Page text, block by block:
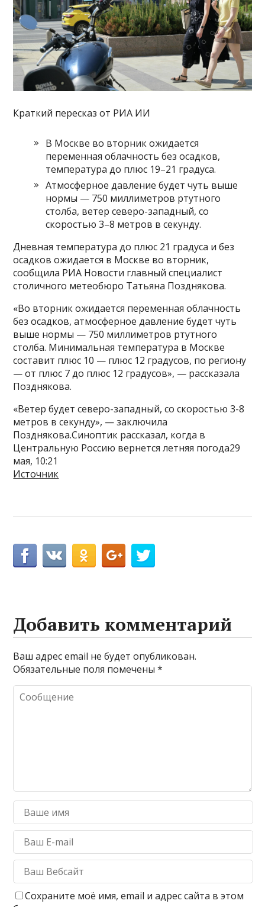
Краткий пересказ от РИА ИИ
В Москве во вторник ожидается
переменная облачность без осадков,
температура до плюс 19–21 градуса.
Атмосферное давление будет чуть выше
нормы — 750 миллиметров ртутного
столба, ветер северо-западный, со
скоростью 3–8 метров в секунду.
Дневная температура до плюс 21 градуса и без
осадков ожидается в Москве во вторник,
сообщила РИА Новости главный специалист
столичного метеобюро Татьяна Позднякова.
«Во вторник ожидается переменная облачность
без осадков, атмосферное давление будет чуть
выше нормы — 750 миллиметров ртутного
столба. Минимальная температура в Москве
составит плюс 10 — плюс 12 градусов, по региону
— от плюс 7 до плюс 12 градусов», — рассказала
Позднякова.
«Ветер будет северо-западный, со скоростью 3-8
метров в секунду», — заключила
Позднякова.Синоптик рассказал, когда в
Центральную Россию вернется летняя погода29
мая, 10:21
Источник
Добавить комментарий
Ваш адрес email не будет опубликован.
Обязательные поля помечены*
Сохраните моё имя, email и адрес сайта в этом